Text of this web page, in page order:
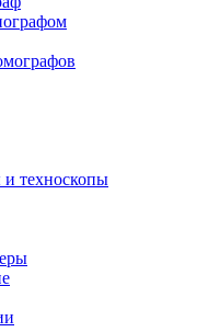
и техноскопы